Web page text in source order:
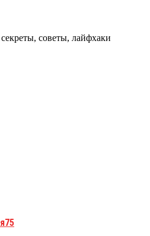
советы, лайфхаки
75